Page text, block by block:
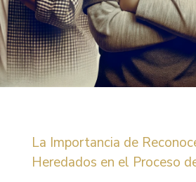
La Importancia de
Heredados en el Proceso